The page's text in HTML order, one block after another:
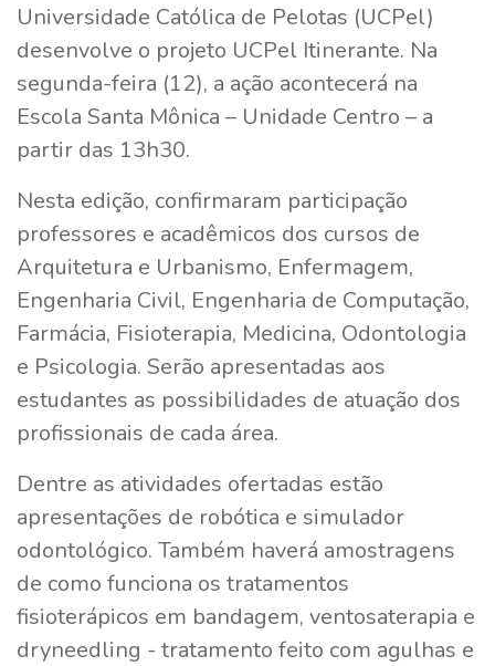
Universidade Católica de Pelotas (UCPel)
desenvolve o projeto UCPel Itinerante. Na
segunda-feira (12), a ação acontecerá na
Escola Santa Mônica – Unidade Centro – a
partir das 13h30.
Nesta edição, confirmaram participação
professores e acadêmicos dos cursos de
Arquitetura e Urbanismo, Enfermagem,
Engenharia Civil, Engenharia de Computação,
Farmácia, Fisioterapia, Medicina, Odontologia
e Psicologia. Serão apresentadas aos
estudantes as possibilidades de atuação dos
profissionais de cada área.
Dentre as atividades ofertadas estão
apresentações de robótica e simulador
odontológico. Também haverá amostragens
de como funciona os tratamentos
fisioterápicos em bandagem, ventosaterapia e
dryneedling - tratamento feito com agulhas e